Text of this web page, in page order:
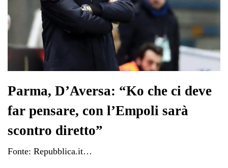
Parma, D’Aversa: “Ko che ci deve
far pensare, con l’Empoli sarà
scontro diretto”
Fonte: Repubblica.it…